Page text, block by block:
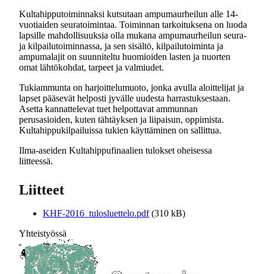
Kultahipputoiminnaksi kutsutaan ampumaurheilun alle 14-
vuotiaiden seuratoimintaa. Toiminnan tarkoituksena on luoda
lapsille mahdollisuuksia olla mukana ampumaurheilun seura-
ja kilpailutoiminnassa, ja sen sisältö, kilpailutoiminta ja
ampumalajit on suunniteltu huomioiden lasten ja nuorten
omat lähtökohdat, tarpeet ja valmiudet.
Tukiammunta on harjoittelumuoto, jonka avulla aloittelijat ja
lapset pääsevät helposti jyvälle uudesta harrastuksestaan.
Asetta kannattelevat tuet helpottavat ammunnan
perusasioiden, kuten tähtäyksen ja liipaisun, oppimista.
Kultahippukilpailuissa tukien käyttäminen on sallittua.
Ilma-aseiden Kultahippufinaalien tulokset oheisessa
liitteessä.
Liitteet
KHF-2016_tulosluettelo.pdf (310 kB)
Yhteistyössä